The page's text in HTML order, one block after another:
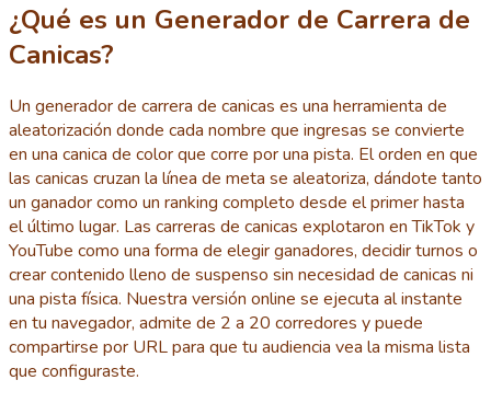
¿Qué es un Generador de Carrera de
Canicas?
Un generador de carrera de canicas es una herramienta de
aleatorización donde cada nombre que ingresas se convierte
en una canica de color que corre por una pista. El orden en que
las canicas cruzan la línea de meta se aleatoriza, dándote tanto
un ganador como un ranking completo desde el primer hasta
el último lugar. Las carreras de canicas explotaron en TikTok y
YouTube como una forma de elegir ganadores, decidir turnos o
crear contenido lleno de suspenso sin necesidad de canicas ni
una pista física. Nuestra versión online se ejecuta al instante
en tu navegador, admite de 2 a 20 corredores y puede
compartirse por URL para que tu audiencia vea la misma lista
que configuraste.